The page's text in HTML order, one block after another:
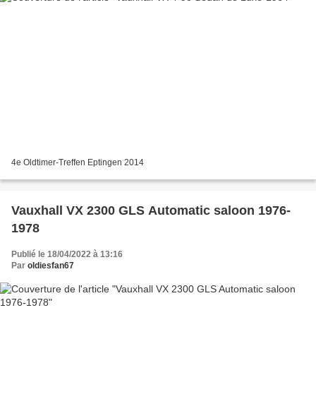
4e Oldtimer-Treffen Eptingen 2014
Vauxhall VX 2300 GLS Automatic saloon 1976-
1978
Publié le 18/04/2022 à 13:16
Par oldiesfan67